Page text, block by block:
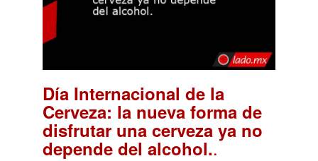
Día Internacional de la
Cerveza: la nueva forma de
disfrutar una cerveza ya no
depende del alcohol..